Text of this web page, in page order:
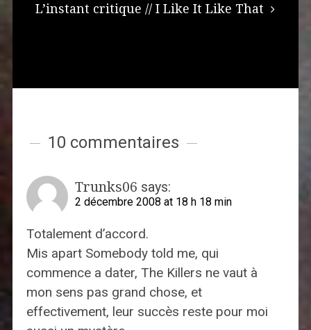
L’instant critique // I Like It Like That
10 commentaires
Trunks06 says:
2 décembre 2008 at 18 h 18 min
Totalement d’accord.
Mis apart Somebody told me, qui
commence a dater, The Killers ne vaut à
mon sens pas grand chose, et
effectivement, leur succès reste pour moi